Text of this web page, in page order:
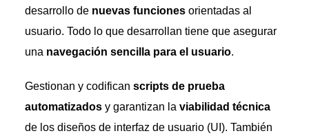
desarrollo de nuevas funcionesorientadas al
usuario. Todo lo que desarrollan tiene que asegurar
una navegación sencilla para el usuario.
Gestionan y codifican scripts de prueba
automatizadosy garantizan la viabilidad técnica
de los diseños de interfaz de usuario (UI). También